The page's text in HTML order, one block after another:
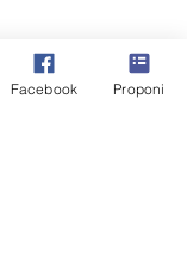
Facebook Proponi